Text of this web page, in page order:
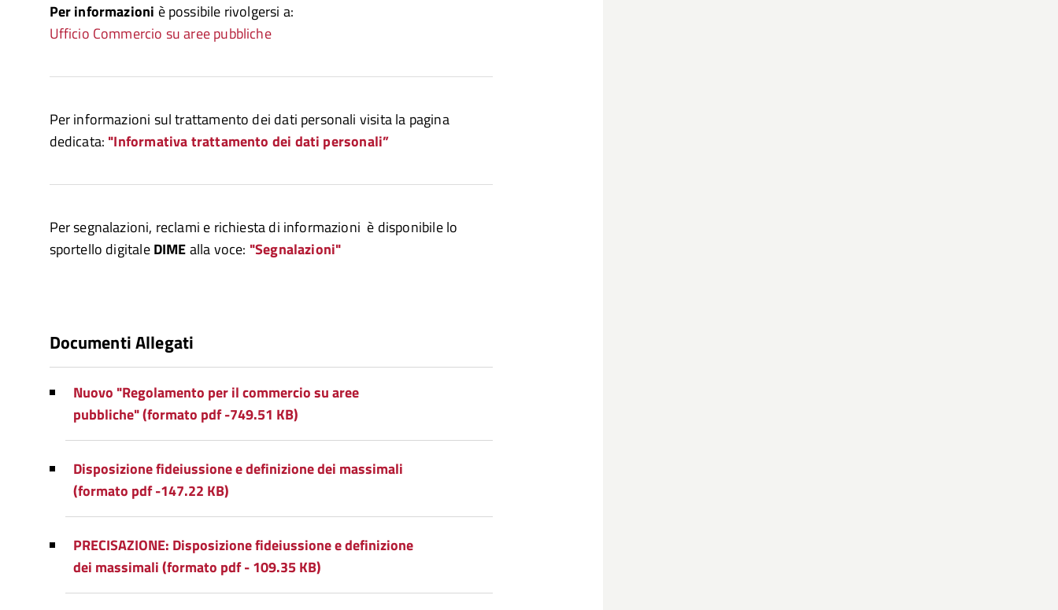
Per informazioni è possibile rivolgersi a:
Ufficio Commercio su aree pubbliche
Per informazioni sul trattamento dei dati personali visita la pagina
dedicata: "Informativa trattamento dei dati personali”
Per segnalazioni, reclami e richiesta di informazioni è disponibile lo
sportello digitaleDIMEalla voce: "Segnalazioni"
Documenti Allegati
Nuovo "Regolamento per il commercio su aree
pubbliche" (formato pdf -749.51 KB)
Disposizione fideiussione e definizione dei massimali
(formato pdf -147.22 KB)
PRECISAZIONE: Disposizione fideiussione e definizione
dei massimali (formato pdf - 109.35 KB)